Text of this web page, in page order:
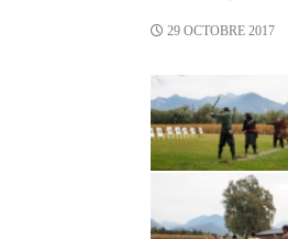
29 OCTOBRE 2017